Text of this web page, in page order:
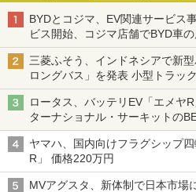
BYDとコジマ、EV関連サービス
ビス開始、コジマ店舗でBYD車
三菱ふそう、インドネシアで新
ロングバス」を発表 小型トラッ
バス
ロータス、バッテリEV「エメヤ
ターナショナル・サーキットの
ヤマハ、国内向けフラグシップ
R」 価格220万円
MVアグスタ、新体制で日本市場